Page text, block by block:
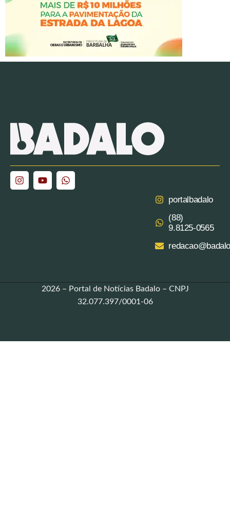
portalbadalo
(88)
9.8125‑0565‬
2026 – Portal de Notícias Badalo – CNPJ
32.077.397/0001-06